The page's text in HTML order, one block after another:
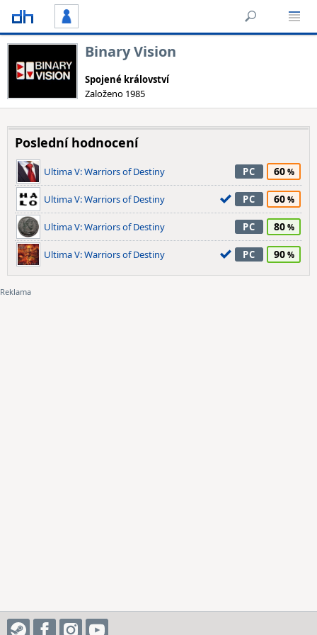
Binary Vision
Spojené království
Založeno 1985
Poslední hodnocení
Ultima V: Warriors of Destiny PC 60
Ultima V: Warriors of Destiny PC 60
Ultima V: Warriors of Destiny PC 80
Ultima V: Warriors of Destiny PC 90